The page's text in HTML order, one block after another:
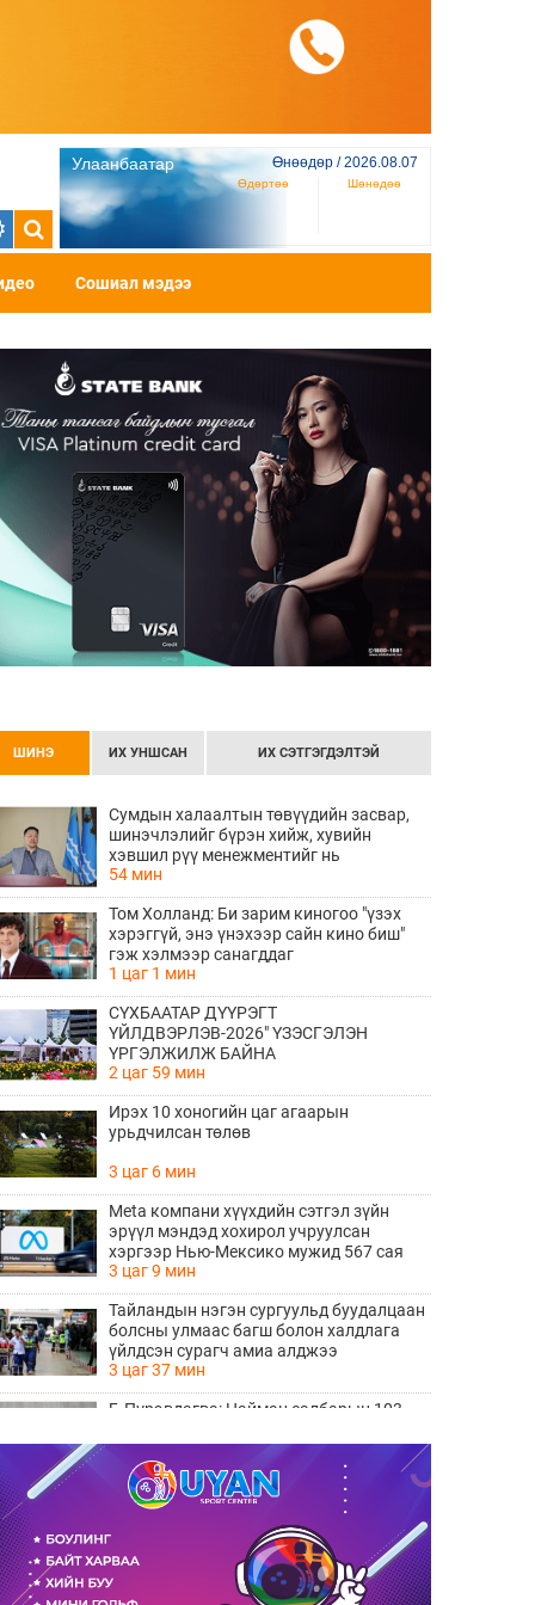
Улаанбаатар Өнөөдөр / 2026.08.07
Өдөртөө Шөнөдөө
Сошиал мэдээ
ШИНЭ ИХ УНШСАН ИХ СЭТГЭГДЭЛТЭЙ
Сумдын халаалтын төвүүдийн засвар,
шинэчлэлийг бүрэн хийж, хувийн
хэвшил рүү менежментийг нь
шилжүүлсэн гэдгийг онцоллоо
54 мин
Том Холланд: Би зарим киногоо "үзэх
хэрэггүй, энэ үнэхээр сайн кино биш"
гэж хэлмээр санагддаг
1 цаг 1 мин
СҮХБААТАР ДҮҮРЭГТ
ҮЙЛДВЭРЛЭВ-2026" ҮЗЭСГЭЛЭН
ҮРГЭЛЖИЛЖ БАЙНА
2 цаг 59 мин
Ирэх 10 хоногийн цаг агаарын
урьдчилсан төлөв
3 цаг 6 мин
Meta компани хүүхдийн сэтгэл зүйн
эрүүл мэндэд хохирол учруулсан
хэргээр Нью-Мексико мужид 567 сая
доллар төлөхөөр болжээ
3 цаг 9 мин
Тайландын нэгэн сургуульд буудалцаан
болсны улмаас багш болон халдлага
үйлдсэн сурагч амиа алджээ
3 цаг 37 мин
Б.Пүрэвдагва: Найман салбарын 103
бизнес эрхлэхэд таатай нөхцөл бүрдэнэ
3 цаг 38 мин
Ц.Сандаг-Очир: COP17 ба COP31 хурлын
уялдаа нь Риогийн гурван конвенцын
нэгдсэн хэрэгжилтийг ахиулах чухал
алхам болно
4 цаг 18 мин